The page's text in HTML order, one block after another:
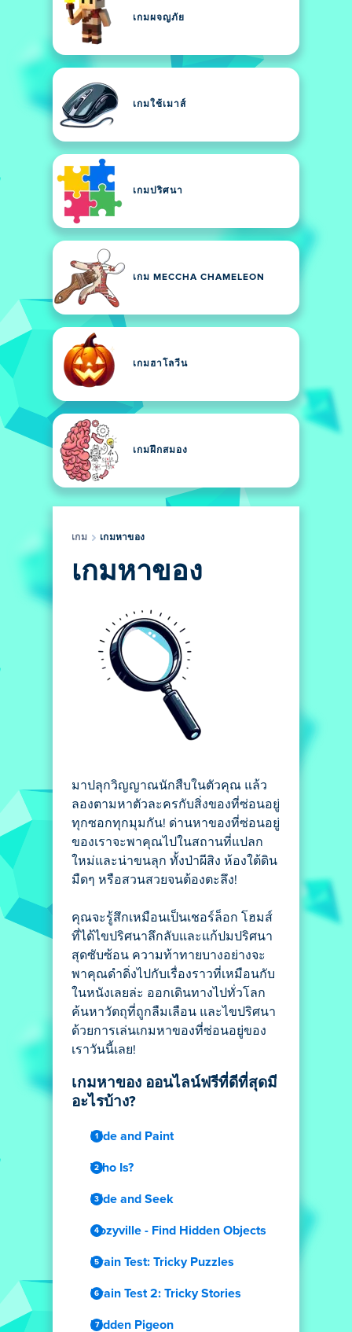
เกมผจญภัย
เกมใช้เมาส์
เกมปริศนา
เกม MECCHA CHAMELEON
เกมฮาโลวีน
เกมฝึกสมอง
เกม เกมหาของ
เกมหาของ
มาปลุกวิญญาณนักสืบในตัวคุณ แล้ว
ลองตามหาตัวละครกับสิ่งของที่ซ่อนอยู่
ทุกซอกทุกมุมกัน! ด่านหาของที่ซ่อนอยู่
ของเราจะพาคุณไปในสถานที่แปลก
ใหม่และน่าขนลุก ทั้งป่าผีสิง ห้องใต้ดิน
มืดๆ หรือสวนสวยจนต้องตะลึง!
คุณจะรู้สึกเหมือนเป็นเชอร์ล็อก โฮมส์
ที่ได้ไขปริศนาลึกลับและแก้ปมปริศนา
สุดซับซ้อน ความท้าทายบางอย่างจะ
พาคุณดำดิ่งไปกับเรื่องราวที่เหมือนกับ
ในหนังเลยล่ะ ออกเดินทางไปทั่วโลก
ค้นหาวัตถุที่ถูกลืมเลือน และไขปริศนา
ด้วยการเล่นเกมหาของที่ซ่อนอยู่ของ
เราวันนี้เลย!
เกมหาของ ออนไลน์ฟรีที่ดีที่สุดมี
อะไรบ้าง?
Hide and Paint
Who Is?
Hide and Seek
Cozyville - Find Hidden Objects
Brain Test: Tricky Puzzles
Brain Test 2: Tricky Stories
Hidden Pigeon